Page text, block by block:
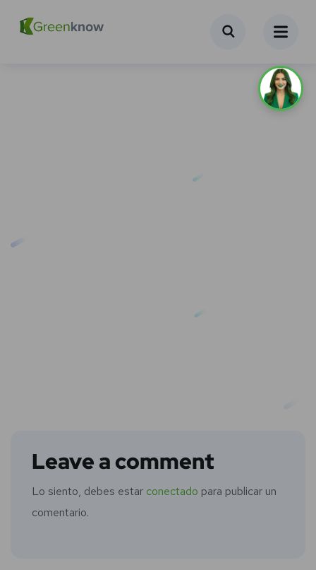
Leave a comment
Lo siento, debes estar conectado para publicar un
comentario.